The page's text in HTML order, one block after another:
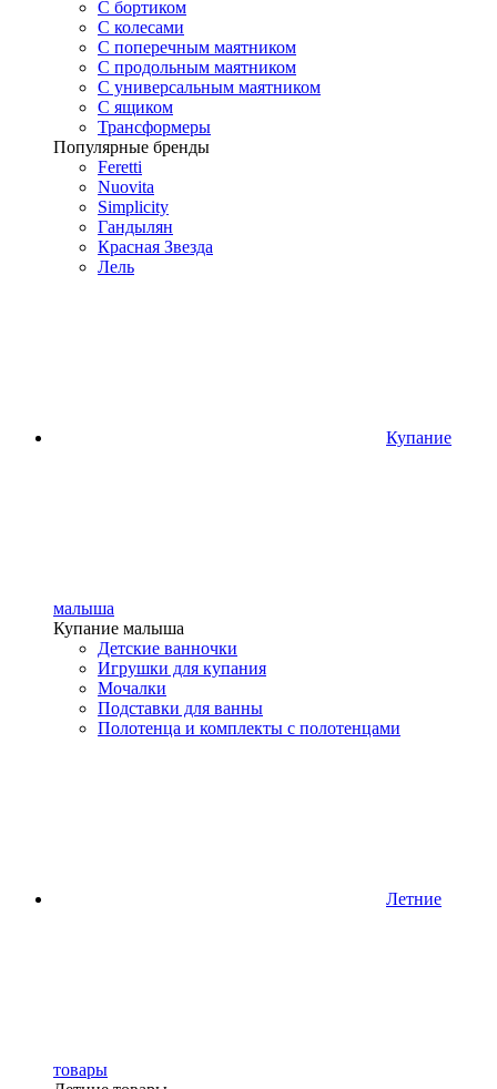
С бортиком
С колесами
С поперечным маятником
С продольным маятником
С универсальным маятником
С ящиком
Трансформеры
Популярные бренды
Feretti
Nuovita
Simplicity
Гандылян
Красная Звезда
Лель
Купание
малыша
Купание малыша
Детские ванночки
Игрушки для купания
Мочалки
Подставки для ванны
Полотенца и комплекты с полотенцами
Летние
товары